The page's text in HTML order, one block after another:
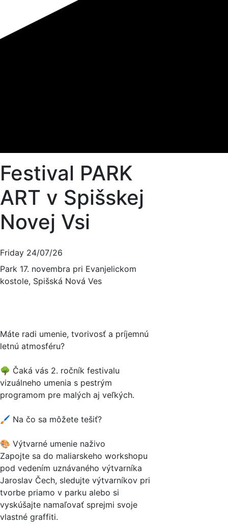
Festival PARK
ART v Spišskej
Novej Vsi
Friday 24/07/26
Park 17. novembra pri Evanjelickom
kostole, Spišská Nová Ves
Máte radi umenie, tvorivosť a príjemnú
letnú atmosféru?
🌳 Čaká vás 2. ročník festivalu
vizuálneho umenia s pestrým
programom pre malých aj veľkých.
🖌️ Na čo sa môžete tešiť?
🎨 Výtvarné umenie naživo
Zapojte sa do maliarskeho workshopu
pod vedením uznávaného výtvarníka
Jaroslav Čech, sledujte výtvarníkov pri
tvorbe priamo v parku alebo si
vyskúšajte namaľovať sprejmi svoje
vlastné graffiti.